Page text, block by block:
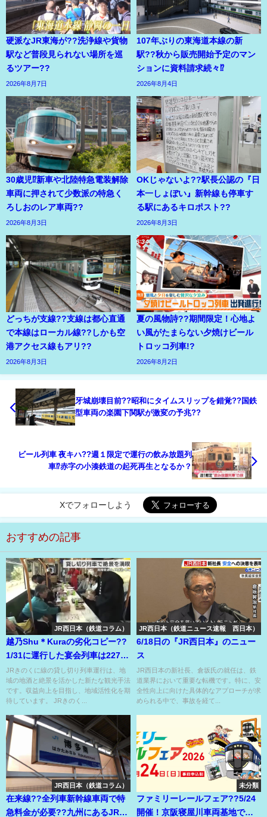
硬派なJR東海が??洗浄線や貨物
駅など普段見られない場所を巡
るツアー??
2026年8月7日
107年ぶりの東海道本線の新
駅??秋から販売開始予定のマン
ションに資料請求続々⁉
2026年8月4日
30歳児⁉新車や北陸特急電装解除
車両に押されて少数派の特急く
ろしおのレア車両??
2026年8月3日
OKじゃないよ??駅長公認の『日
本一しょぼい』新幹線も停車す
る駅にあるキロポスト??
2026年8月3日
どっちが支線??支線は都心直通
で本線はローカル線??しかも空
港アクセス線もアリ??
2026年8月3日
夏の風物詩??期間限定！心地よ
い風がたまらない夕焼けビール
トロッコ列車!?
2026年8月2日
牙城崩壊目前??昭和にタイムスリップを錯覚??国鉄
型車両の楽園下関駅が激変の予兆??
ビール列車 夜キハ??週１限定で運行の飲み放題列
車⁉赤字の小湊鉄道の起死再生となるか？
Xでフォローしよう
おすすめの記事
JR西日本（鉄道コラム）
越乃Shu＊Kuraの劣化コピー??
1/31に運行した宴会列車は227系
2両ロングシート??
JRきのくに線の貸し切り列車運行は、地
域の地酒と絶景を活かした新たな観光手法
です。収益向上を目指し、地域活性化を期
待しています。 JRきのく...
JR西日本（鉄道ニュース速報 西日本）
6/18日の『JR西日本』のニュー
ス
JR西日本の新社長、倉坂氏の就任は、鉄
道業界において重要な転機です。特に、安
全性向上に向けた具体的なアプローチが求
められる中で、事故を経て...
JR西日本（鉄道コラム）
在来線??全列車新幹線車両で特
急料金が必要??九州にあるJR西
未分類
ファミリーレールフェア??5/24
開催！京阪寝屋川車両基地で事